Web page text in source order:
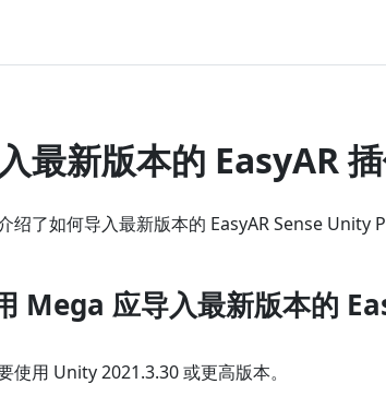
最新版本的 EasyAR
绍了如何导入最新版本的 EasyAR Sense Unity
Mega 应导入最新版本的
使用 Unity 2021.3.30 或更高版本。